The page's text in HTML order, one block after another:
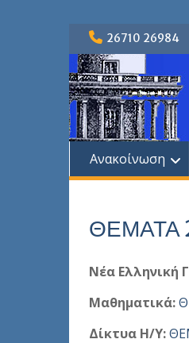
Skip
content
26710 26984
Ανακοίνωση
ΘΕΜΑΤΑ
Νέα Ελληνική
Μαθηματικά:
Δίκτυα Η/Υ: